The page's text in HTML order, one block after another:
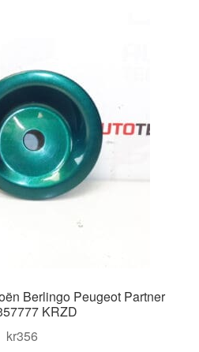
Berlingo Peugeot Partner
KRZD
kr356